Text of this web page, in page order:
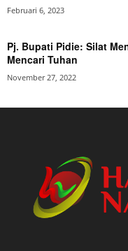
Februari 6, 2023
Pj. Bupati Pidie: Silat
Mencari Tuhan
November 27, 2022